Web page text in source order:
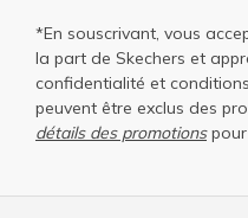
*En souscrivant, vous
la part de Skechers et
confidentialité et
peuvent être exclus des
détails des promotionspour